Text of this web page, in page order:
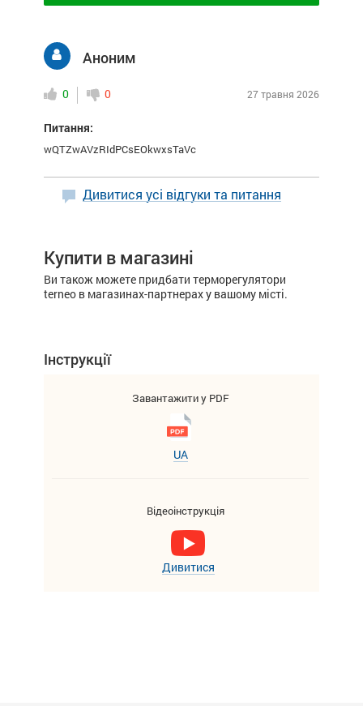
Аноним
0 0 27 травня 2026
Питання:
wQTZwAVzRIdPCsEOkwxsTaVc
Дивитися усі відгуки та питання
Купити в магазині
Ви також можете придбати терморегулятори
terneo в магазинах-партнерах у вашому місті.
Інструкції
Завантажити у PDF
UA
Відеоінструкція
Дивитися